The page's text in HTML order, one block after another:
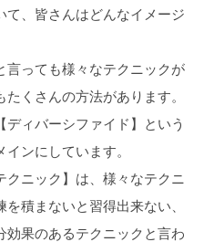
て、皆さんはどんなイメージ
言っても様々なテクニックが
くさんの方法があります。
ィバーシファイド】という
ンにしています。
クニック】は、様々なテクニ
積まないと習得出来ない、
効果のあるテクニックと言わ